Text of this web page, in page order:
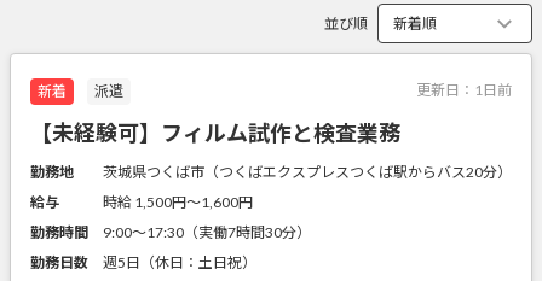
並び順
新着 派遣 更新日： 1日前
【未経験可】フィルム試作と検査業務
勤務地
茨城県つくば市（つくばエクスプレスつくば駅からバス20分）
給与
時給 1,500円〜1,600円
勤務時間
9:00～17:30（実働7時間30分）
勤務日数
週5日（休日：土日祝）